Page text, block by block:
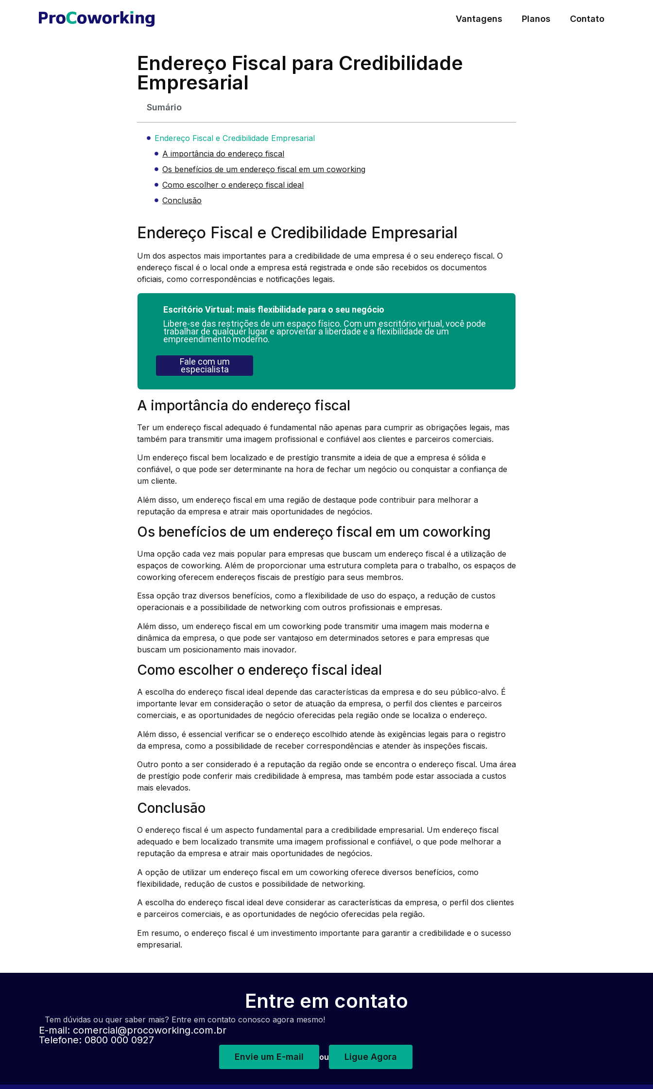
Vantagens Planos Contato
Endereço Fiscal para Credibilidade
Empresarial
Sumário
Endereço Fiscal e Credibilidade Empresarial
A importância do endereço fiscal
Os benefícios de um endereço fiscal em um coworking
Como escolher o endereço fiscal ideal
Conclusão
Endereço Fiscal e Credibilidade Empresarial
Um dos aspectos mais importantes para a credibilidade de uma empresa é o seu endereço fiscal. O
endereço fiscal é o local onde a empresa está registrada e onde são recebidos os documentos
oficiais, como correspondências e notificações legais.
Escritório Virtual: mais flexibilidade para o seu negócio
Libere-se das restrições de um espaço físico. Com um escritório virtual, você pode
trabalhar de qualquer lugar e aproveitar a liberdade e a flexibilidade de um
empreendimento moderno.
Fale com um
especialista
A importância do endereço fiscal
Ter um endereço fiscal adequado é fundamental não apenas para cumprir as obrigações legais, mas
também para transmitir uma imagem profissional e confiável aos clientes e parceiros comerciais.
Um endereço fiscal bem localizado e de prestígio transmite a ideia de que a empresa é sólida e
confiável, o que pode ser determinante na hora de fechar um negócio ou conquistar a confiança de
um cliente.
Além disso, um endereço fiscal em uma região de destaque pode contribuir para melhorar a
reputação da empresa e atrair mais oportunidades de negócios.
Os benefícios de um endereço fiscal em um coworking
Uma opção cada vez mais popular para empresas que buscam um endereço fiscal é a utilização de
espaços de coworking. Além de proporcionar uma estrutura completa para o trabalho, os espaços de
coworking oferecem endereços fiscais de prestígio para seus membros.
Essa opção traz diversos benefícios, como a flexibilidade de uso do espaço, a redução de custos
operacionais e a possibilidade de networking com outros profissionais e empresas.
Além disso, um endereço fiscal em um coworking pode transmitir uma imagem mais moderna e
dinâmica da empresa, o que pode ser vantajoso em determinados setores e para empresas que
buscam um posicionamento mais inovador.
Como escolher o endereço fiscal ideal
A escolha do endereço fiscal ideal depende das características da empresa e do seu público-alvo. É
importante levar em consideração o setor de atuação da empresa, o perfil dos clientes e parceiros
comerciais, e as oportunidades de negócio oferecidas pela região onde se localiza o endereço.
Além disso, é essencial verificar se o endereço escolhido atende às exigências legais para o registro
da empresa, como a possibilidade de receber correspondências e atender às inspeções fiscais.
Outro ponto a ser considerado é a reputação da região onde se encontra o endereço fiscal. Uma área
de prestígio pode conferir mais credibilidade à empresa, mas também pode estar associada a custos
mais elevados.
Conclusão
O endereço fiscal é um aspecto fundamental para a credibilidade empresarial. Um endereço fiscal
adequado e bem localizado transmite uma imagem profissional e confiável, o que pode melhorar a
reputação da empresa e atrair mais oportunidades de negócios.
A opção de utilizar um endereço fiscal em um coworking oferece diversos benefícios, como
flexibilidade, redução de custos e possibilidade de networking.
A escolha do endereço fiscal ideal deve considerar as características da empresa, o perfil dos clientes
e parceiros comerciais, e as oportunidades de negócio oferecidas pela região.
Em resumo, o endereço fiscal é um investimento importante para garantir a credibilidade e o sucesso
empresarial.
Entre em contato
Tem dúvidas ou quer saber mais? Entre em contato conosco agora mesmo!
E-mail: comercial@procoworking.com.br
Telefone: 0800 000 0927
Envie um E-mail ou Ligue Agora